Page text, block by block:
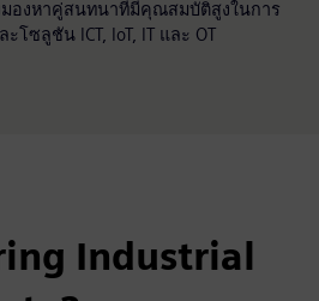
มองหาคู่สนทนาที่มีคุณสมบัติสูงในการ
โซลูชัน ICT, IoT, IT และ OT
Industrial